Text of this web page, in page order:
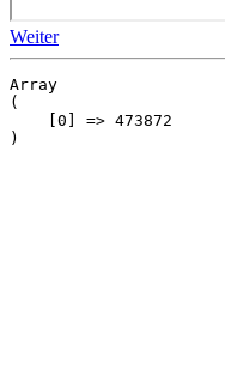
Weiter
Array
(
    [0] => 473872